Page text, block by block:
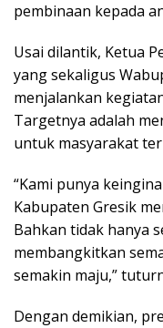
pembinaan kepada
Usai dilantik, Ketua
yang sekaligus
menjalankan
Targetnya adalah
untuk masyarakat
“Kami punya
Kabupaten Gresik
Bahkan tidak hanya
membangkitkan
semakin maju,”
Dengan demikian,